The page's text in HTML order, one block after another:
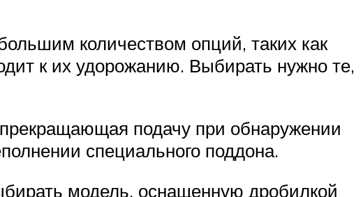
количеством опций, таких как
к их удорожанию. Выбирать нужно те,
подачу при обнаружении
специального поддона.
модель, оснащенную дробилкой